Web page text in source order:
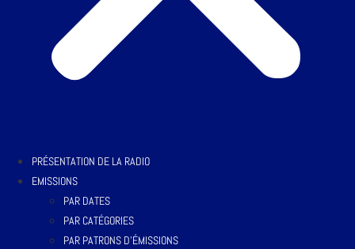
PRÉSENTATION DE LA RADIO
EMISSIONS
PAR DATES
PAR CATÉGORIES
PAR PATRONS D’ÉMISSIONS